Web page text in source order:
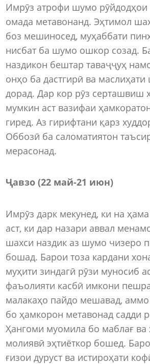
Имрӯз атрофи шумо рӯйдодҳои
омада метавонанд. Эҳтимол
боз мешиносед, муҳаббати
нисбат ба шумо ошкор созад.
наздикон бештар таваҷҷуҳ
онҳо ба дастгирӣ ва
дорад. Дар кор рӯз серташвиш
мумкин аст вазифаи
гиред. Аз гирифтани қарз
Оббозӣ ба саломатиятон
мерасонад.
Ҷавзо (22 май-21 июн)
Имрӯз дарк мекунед, ки на
аст, ки дар назари аввал
шахси наздик аз шумо чизеро
бошад. Барои тоза кардани
муҳити зиндагӣ рӯзи муносиб
фаъолияти касбӣ имкони
малакаҳо пайдо мешавад,
бо ҳамкорон метавонад садди
Ҳангоми муомила бо маблағ ва
молиявӣ эҳтиёткор бошед.
ғизои дуруст ва истироҳати